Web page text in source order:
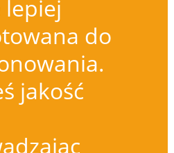
lepiej
do
jakość